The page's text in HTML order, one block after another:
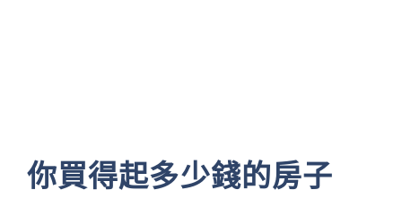
你買得起多少錢的房子